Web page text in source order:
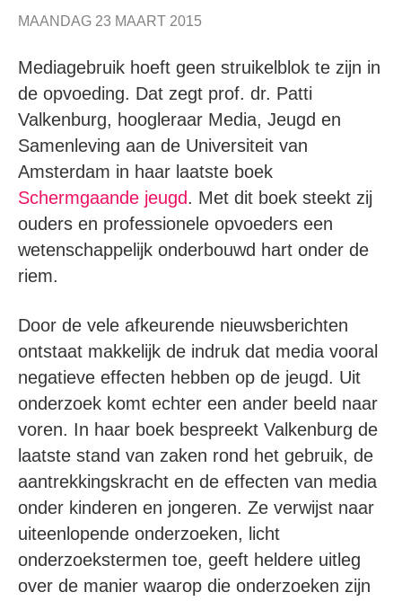
MAANDAG 23 MAART 2015
Mediagebruik hoeft geen struikelblok te zijn in
de opvoeding. Dat zegt prof. dr. Patti
Valkenburg, hoogleraar Media, Jeugd en
Samenleving aan de Universiteit van
Amsterdam in haar laatste boek
Schermgaande jeugd. Met dit boek steekt zij
ouders en professionele opvoeders een
wetenschappelijk onderbouwd hart onder de
riem.
Door de vele afkeurende nieuwsberichten
ontstaat makkelijk de indruk dat media vooral
negatieve effecten hebben op de jeugd. Uit
onderzoek komt echter een ander beeld naar
voren. In haar boek bespreekt Valkenburg de
laatste stand van zaken rond het gebruik, de
aantrekkingskracht en de effecten van media
onder kinderen en jongeren. Ze verwijst naar
uiteenlopende onderzoeken, licht
onderzoekstermen toe, geeft heldere uitleg
over de manier waarop die onderzoeken zijn